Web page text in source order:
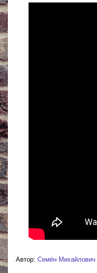
Автор: Cемён Михайлович